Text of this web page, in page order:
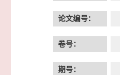
论文编号：
卷号：
期号：